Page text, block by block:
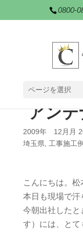
0800-
ページを選択
アンテ
2009年 12月月
埼玉県
工事施工例
こんにちは。松
本日も現場で汗
今朝出社したと
す）には、とて